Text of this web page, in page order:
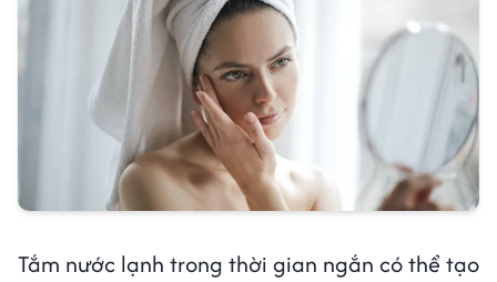
Tắm nước lạnh trong thời gian ngắn có thể tạo